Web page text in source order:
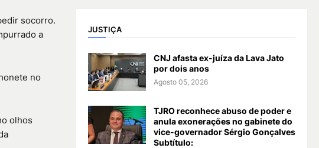
socorro.
a
no
olhos
JUSTIÇA
CNJ afasta ex-juíza da Lava Jato
por dois anos
Agosto 05, 2026
TJRO reconhece abuso de poder e
anula exonerações no gabinete do
vice-governador Sérgio Gonçalves
Subtítulo: